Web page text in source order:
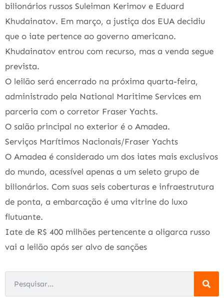
bilionários russos Suleiman Kerimov e Eduard
Khudainatov. Em março, a justiça dos EUA decidiu
que o iate pertence ao governo americano.
Khudainatov entrou com recurso, mas a venda segue
prevista.
O leilão será encerrado na próxima quarta-feira,
administrado pela National Maritime Services em
parceria com o corretor Fraser Yachts.
O salão principal no exterior é o Amadea.
Serviços Marítimos Nacionais/Fraser Yachts
O Amadea é considerado um dos iates mais exclusivos
do mundo, acessível apenas a um seleto grupo de
bilionários. Com suas seis coberturas e infraestrutura
de ponta, a embarcação é uma vitrine do luxo
flutuante.
Iate de R$ 400 milhões pertencente a oligarca russo
vai a leilão após ser alvo de sanções